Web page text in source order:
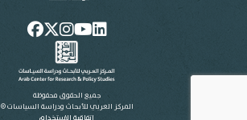
جميع الحقوق محفوظة
المركز العربي للأبحاث ودراسة السياسات ©